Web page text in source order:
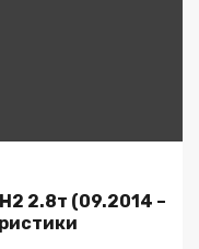
2.8т (09.2014 –